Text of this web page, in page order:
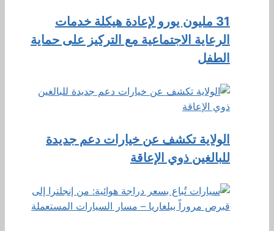
31 مليون يورو لإعادة هيكلة خدمات
الرعاية الاجتماعية مع التركيز على حماية
الطفل
الولاية تكشف عن خيارات دعم جديدة
للبالغين ذوي الإعاقة